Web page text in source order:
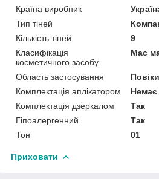
Країна виробник
Тип тіней
Кількість тіней
9
Класифікація
косметичного засобу
Мас
Область застосування
Повіки
Комплектація аплікатором
Немає
Комплектація дзеркалом
Так
Гіпоалергенний
Так
Тон
01
Приховати